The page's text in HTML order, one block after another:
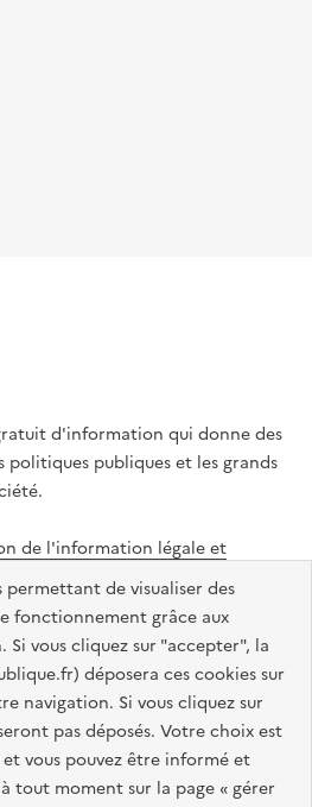
de visualiser des
fonctionnement grâce aux
vous cliquez sur "accepter", la
déposera ces cookies sur
navigation. Si vous cliquez sur
pas déposés. Votre choix est
vous pouvez être informé et
tout moment sur la page « gérer
d'information qui donne des
publiques et les grands
de l'information légale et
data.gouv.fr
Données personnelles